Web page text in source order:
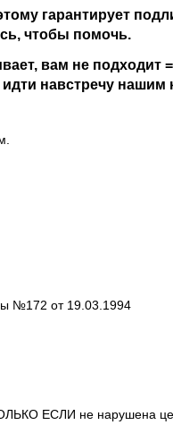
гарантирует
чтобы помочь.
вам не подходит
навстречу нашим
№172 от 19.03.1994
ЕСЛИ не нарушена